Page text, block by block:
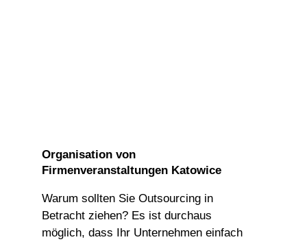
Organisation von
Firmenveranstaltungen Katowice
Warum sollten Sie Outsourcing in
Betracht ziehen? Es ist durchaus
möglich, dass Ihr Unternehmen einfach